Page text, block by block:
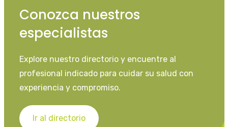
Conozca nuestros
especialistas
Explore nuestro directorio y encuentre al
profesional indicado para cuidar su salud con
experiencia y compromiso.
Ir al directorio